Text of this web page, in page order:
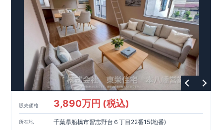
販売価格 3,890万円 (税込)
所在地 千葉県船橋市習志野台６丁目22番15(地番)